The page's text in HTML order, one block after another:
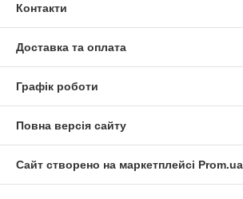
Контакти
Доставка та оплата
Графік роботи
Повна версія сайту
Сайт створено на маркетплейсі Prom.ua